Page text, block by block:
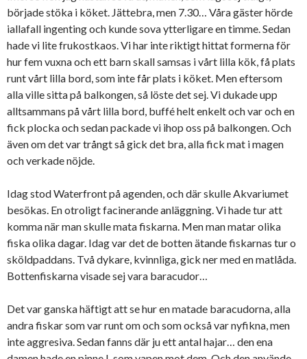
började stöka i köket. Jättebra, men 7.30… Våra gäster hörde
iallafall ingenting och kunde sova ytterligare en timme. Sedan
hade vi lite frukostkaos. Vi har inte riktigt hittat formerna för
hur fem vuxna och ett barn skall samsas i vårt lilla kök, få plats
runt vårt lilla bord, som inte får plats i köket. Men eftersom
alla ville sitta på balkongen, så löste det sej. Vi dukade upp
alltsammans på vårt lilla bord, buffé helt enkelt och var och en
fick plocka och sedan packade vi ihop oss på balkongen. Och
även om det var trångt så gick det bra, alla fick mat i magen
och verkade nöjde.
Idag stod Waterfront på agenden, och där skulle Akvariumet
besökas. En otroligt facinerande anläggning. Vi hade tur att
komma när man skulle mata fiskarna. Men man matar olika
fiska olika dagar. Idag var det de botten ätande fiskarnas tur o
sköldpaddans. Två dykare, kvinnliga, gick ner med en matlåda.
Bottenfiskarna visade sej vara baracudor…
Det var ganska häftigt att se hur en matade baracudorna, alla
andra fiskar som var runt om och som också var nyfikna, men
inte aggresiva. Sedan fanns där ju ett antal hajar… den ena